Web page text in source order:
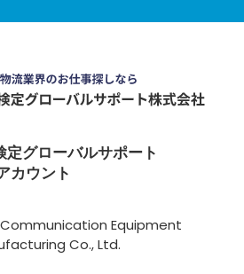
定グローバルサポート
カウント
Equipment
Co., Ltd.